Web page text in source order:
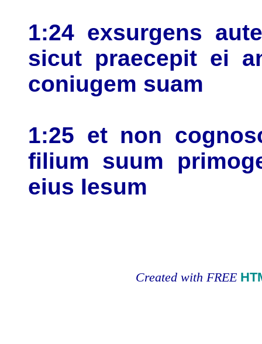
1:24 exsurgens
sicut praecepit ei
coniugem suam
1:25 et non
filium suum
eius Iesum
Created with FREE